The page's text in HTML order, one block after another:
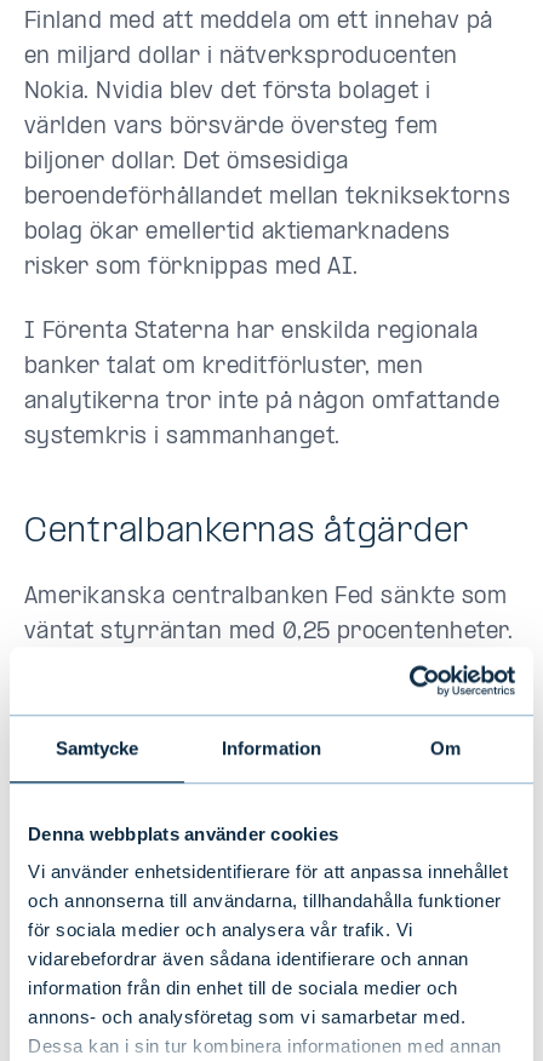
Samtycke Information Om
Denna webbplats använder cookies
Vi använder enhetsidentifierare för att anpassa innehållet
och annonserna till användarna, tillhandahålla funktioner
för sociala medier och analysera vår trafik. Vi
vidarebefordrar även sådana identifierare och annan
information från din enhet till de sociala medier och
annons- och analysföretag som vi samarbetar med.
Dessa kan i sin tur kombinera informationen med annan
Finland med att meddela om ett innehav på
en miljard dollar i nätverksproducenten
Nokia. Nvidia blev det första bolaget i
världen vars börsvärde översteg fem
biljoner dollar. Det ömsesidiga
beroendeförhållandet mellan tekniksektorns
bolag ökar emellertid aktiemarknadens
risker som förknippas med AI.
I Förenta Staterna har enskilda regionala
banker talat om kreditförluster, men
analytikerna tror inte på någon omfattande
systemkris i sammanhanget.
Centralbankernas åtgärder
Amerikanska centralbanken Fed sänkte som
väntat styrräntan med 0,25 procentenheter.
Generaldirektören Jerome Powell tonade
emellertid ner budskapet och menade att
någon sänkning i december inte garanteras.
måttliga 2,2 procent. Nivån är lämplig för
Europas centralbank som inte ändrade på
sin styrränta. Generaldirektör Christine
Lagarde betonade att inflationen håller sig
nära det medellånga målet på två procent
och att centralbanken tillämpar ett
databaserat perspektiv i sina räntebeslut.